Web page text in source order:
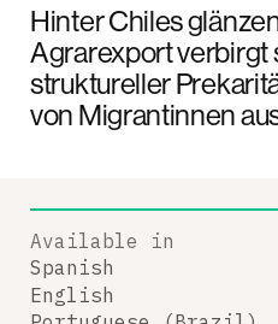
Hinter Chiles
Agrarexport verbirgt
struktureller
von Migrantinnen
Available in
Spanish
English